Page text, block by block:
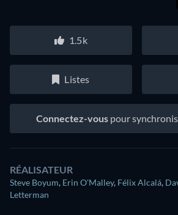
1.5k
Listes
Connectez-vous pour
RÉALISATEUR
Steve Boyum, Erin O'Malley, Félix Alcalá,
Letterman